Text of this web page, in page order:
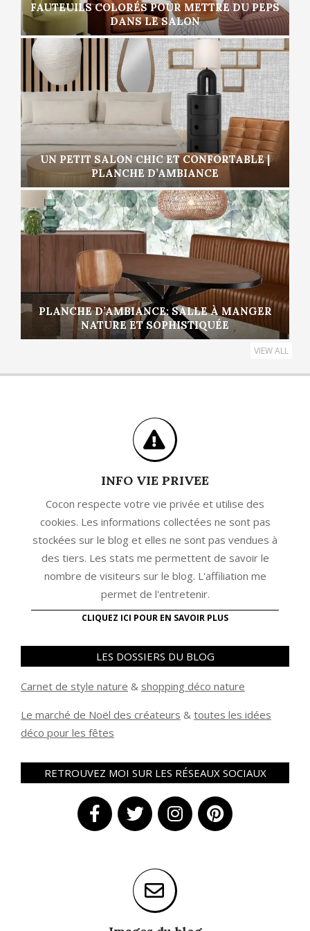
FAUTEUILS COLORÉS POUR METTRE DU PEPS
DANS LE SALON
UN PETIT SALON CHIC ET CONFORTABLE |
PLANCHE D’AMBIANCE
PLANCHE D’AMBIANCE: SALLE À MANGER
NATURE ET SOPHISTIQUÉE
VIEW ALL
INFO VIE PRIVEE
Cocon respecte votre vie privée et utilise des
cookies. Les informations collectées ne sont pas
stockées sur le blog et elles ne sont pas vendues à
des tiers. Les stats me permettent de savoir le
nombre de visiteurs sur le blog. L'affiliation me
permet de l'entretenir.
CLIQUEZ ICI POUR EN SAVOIR PLUS
LES DOSSIERS DU BLOG
Carnet de style nature & shopping déco nature
Le marché de Noël des créateurs & toutes les idées
déco pour les fêtes
RETROUVEZ MOI SUR LES RÉSEAUX SOCIAUX